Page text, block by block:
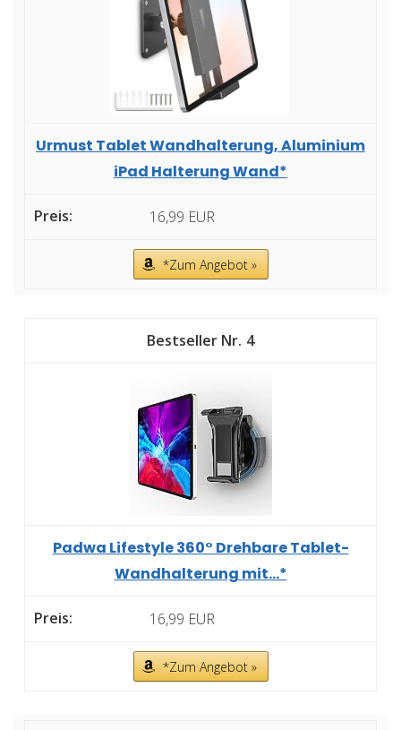
Urmust Tablet Wandhalterung, Aluminium
iPad Halterung Wand*
16,99 EUR
*Zum Angebot »
4
Padwa Lifestyle 360° Drehbare Tablet-
Wandhalterung mit...*
16,99 EUR
*Zum Angebot »